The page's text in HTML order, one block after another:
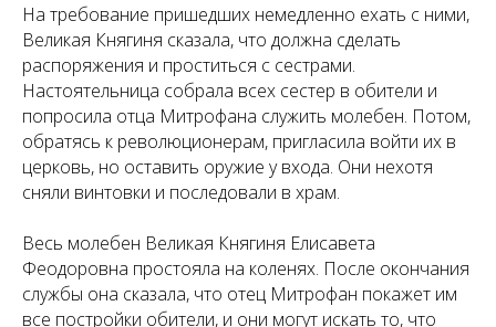
На требование пришедших немедленно ехать с ними,
Великая Княгиня сказала, что должна сделать
распоряжения и проститься с сестрами.
Настоятельница собрала всех сестер в обители и
попросила отца Митрофана служить молебен. Потом,
обратясь к революционерам, пригласила войти их в
церковь, но оставить оружие у входа. Они нехотя
сняли винтовки и последовали в храм.
Весь молебен Великая Княгиня Елисавета
Феодоровна простояла на коленях. После окончания
службы она сказала, что отец Митрофан покажет им
все постройки обители, и они могут искать то, что